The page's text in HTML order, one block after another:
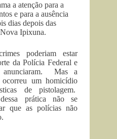
a atenção para a
e para a ausência
dias depois das
Ipixuna.
poderiam estar
da Polícia Federal e
Mas a
ocorreu um homicídio
de pistolagem.
prática não se
que as polícias não